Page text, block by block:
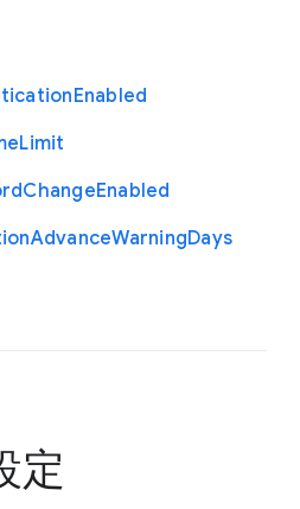
Enabled
Limit
ChangeEnabled
AdvanceWarningDays
定